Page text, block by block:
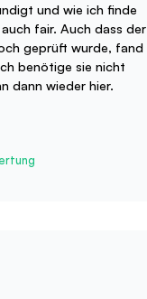
und wie ich finde
fair. Auch dass der
geprüft wurde, fand
benötige sie nicht
dann wieder hier.